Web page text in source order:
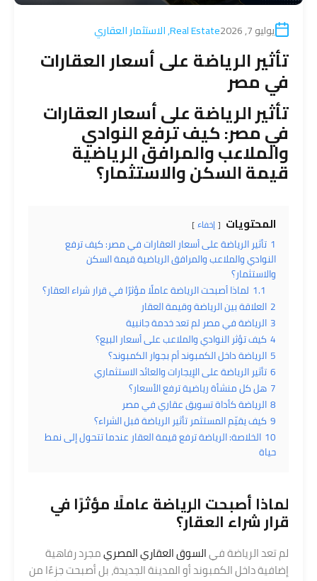
يوليو 7, 2026 Real Estate
,الاستثمار العقاري
تأثير الرياضة على أسعار العقارات
في مصر
تأثير الرياضة على أسعارالعقارات
في مصر: كيف ترفع النوادي
والملاعب والمرافق الرياضية
قيمة السكن والاستثمار؟
المحتويات إخفاء
1 تأثير الرياضة على أسعار العقارات في مصر: كيف ترفع
النوادي والملاعب والمرافق الرياضية قيمة السكن
والاستثمار؟
1.1 لماذا أصبحت الرياضة عاملًا مؤثرًا في قرار شراء العقار؟
2 العلاقة بين الرياضة وقيمة العقار
3 الرياضة في مصر لم تعد خدمة جانبية
4 كيف تؤثر النوادي والملاعب على أسعار البيع؟
5 الرياضة داخل الكمبوند أم بجوار الكمبوند؟
6تأثير الرياضة على الإيجارات والعائد الاستثماري
7 هل كل منشأة رياضية ترفع الأسعار؟
8الرياضة كأداة تسويق عقاري في مصر
9 كيف يقيّم المستثمر تأثير الرياضة قبل الشراء؟
10 الخلاصة: الرياضة ترفع قيمة العقار عندما تتحول إلى نمط
حياة
لماذا أصبحت الرياضة عاملًا مؤثرًا في
قرارشراء العقار؟
لم تعد الرياضة فيالسوق العقاري المصريمجرد رفاهية
إضافية داخل الكمبوند أو المدينة الجديدة، بل أصبحت جزءًا من